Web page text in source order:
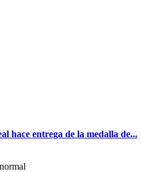
hace entrega de la medalla de...